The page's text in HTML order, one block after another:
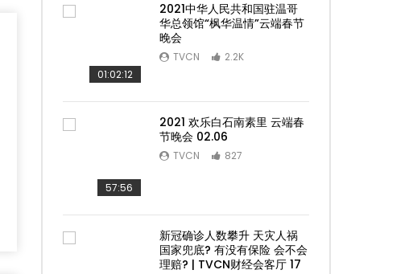
01:02:12
2021中华人民共和国驻温哥
华总领馆“枫华温情”云端春节
晚会
TVCN 2.2K
57:56
2021 欢乐白石南素里 云端春
节晚会 02.06
TVCN 827
新冠确诊人数攀升 天灾人祸
国家兜底? 有没有保险 会不会
理赔? | TVCN财经会客厅 17